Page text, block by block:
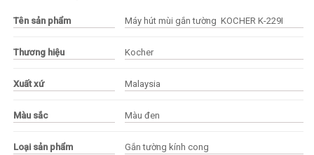
Tên sản phẩm Máy hút mùi gắn tường KOCHER K-229I
Thương hiệu Kocher
Xuất xứ Malaysia
Màu sắc Màu đen
Loại sản phẩm Gắn tường kính cong